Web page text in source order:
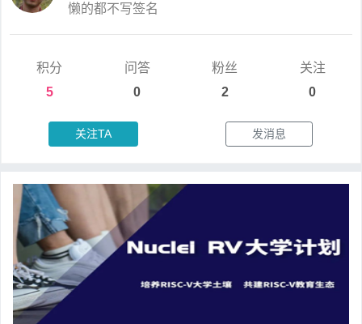
懒的都不写签名
积分
5
问答
0
粉丝
2
关注
0
关注TA 发消息